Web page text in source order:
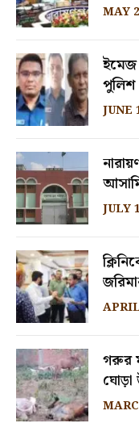
MAY
ইমেজ
পুলিশ
JUNE
JULY
গরুর
ঘোড়া